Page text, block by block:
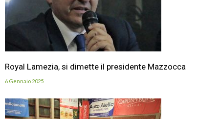
Royal Lamezia, si dimette il presidente Mazzocca
6 Gennaio 2025